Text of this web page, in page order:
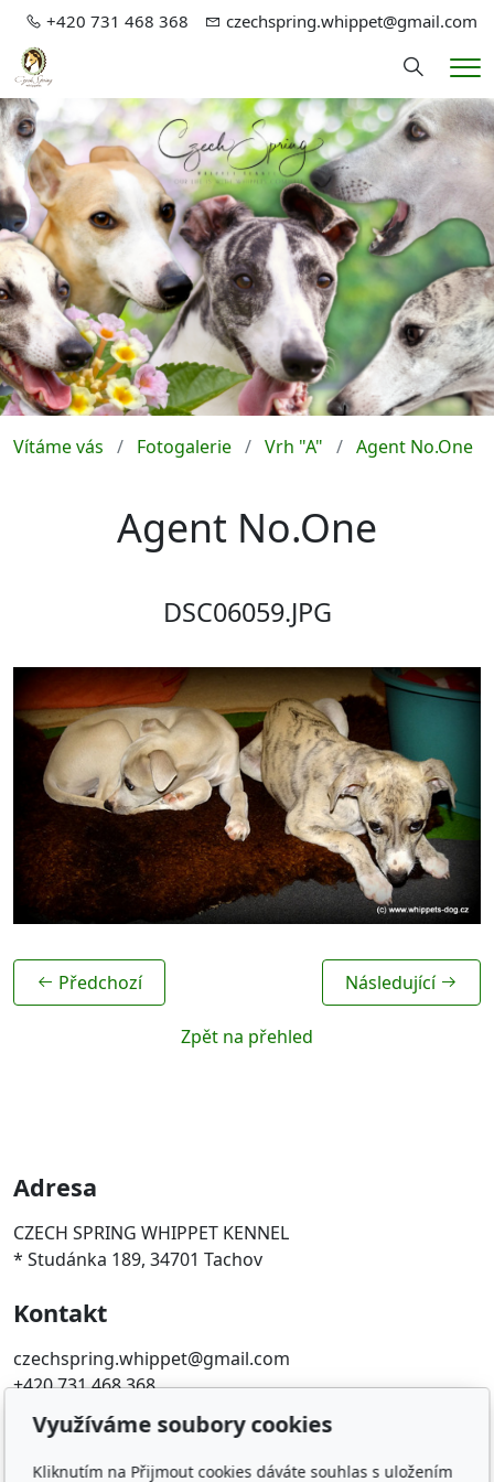
+420 731 468 368 czechspring.whippet@gmail.com
Hledání
Vítáme vás Fotogalerie Vrh "A" Agent No.One
Agent No.One
DSC06059.JPG
Předchozí
Zpět na přehled
Následující
Adresa
CZECH SPRING WHIPPET KENNEL
* Studánka 189, 34701 Tachov
Kontakt
czechspring.whippet@gmail.com
+420 731 468 368
Oblíbené odkazy
Využíváme soubory cookies
Kliknutím na Přijmout cookies dáváte souhlas s uložením